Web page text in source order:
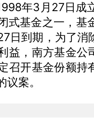
年3月27日成
式基金之一，基
日到期，为了消
益，南方基金公
召开基金份额持
案。